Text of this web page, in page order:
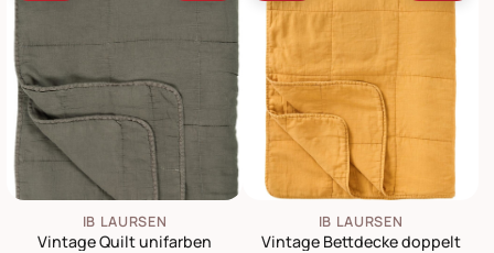
IB LAURSEN
Vintage Quilt unifarben
IB LAURSEN
Vintage Bettdecke doppelt